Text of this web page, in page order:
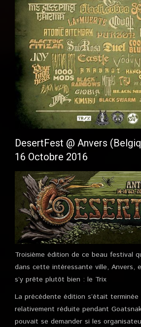
DesertFest @ Anvers
16 Octobre 2016
Troisième édition de ce beau festival
dans cette intéressante ville, Anvers,
s’y prête plutôt bien : le Trix
La précédente édition s’était
relativement réduite pendant
pouvait se demander si les